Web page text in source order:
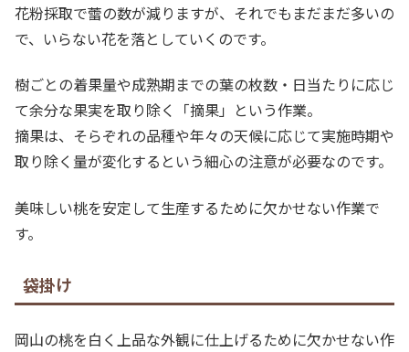
花粉採取で蕾の数が減りますが、それでもまだまだ多いの
で、いらない花を落としていくのです。
樹ごとの着果量や成熟期までの葉の枚数・日当たりに応じ
て余分な果実を取り除く「摘果」という作業。
摘果は、そらぞれの品種や年々の天候に応じて実施時期や
取り除く量が変化するという細心の注意が必要なのです。
美味しい桃を安定して生産するために欠かせない作業で
す。
袋掛け
岡山の桃を白く上品な外観に仕上げるために欠かせない作